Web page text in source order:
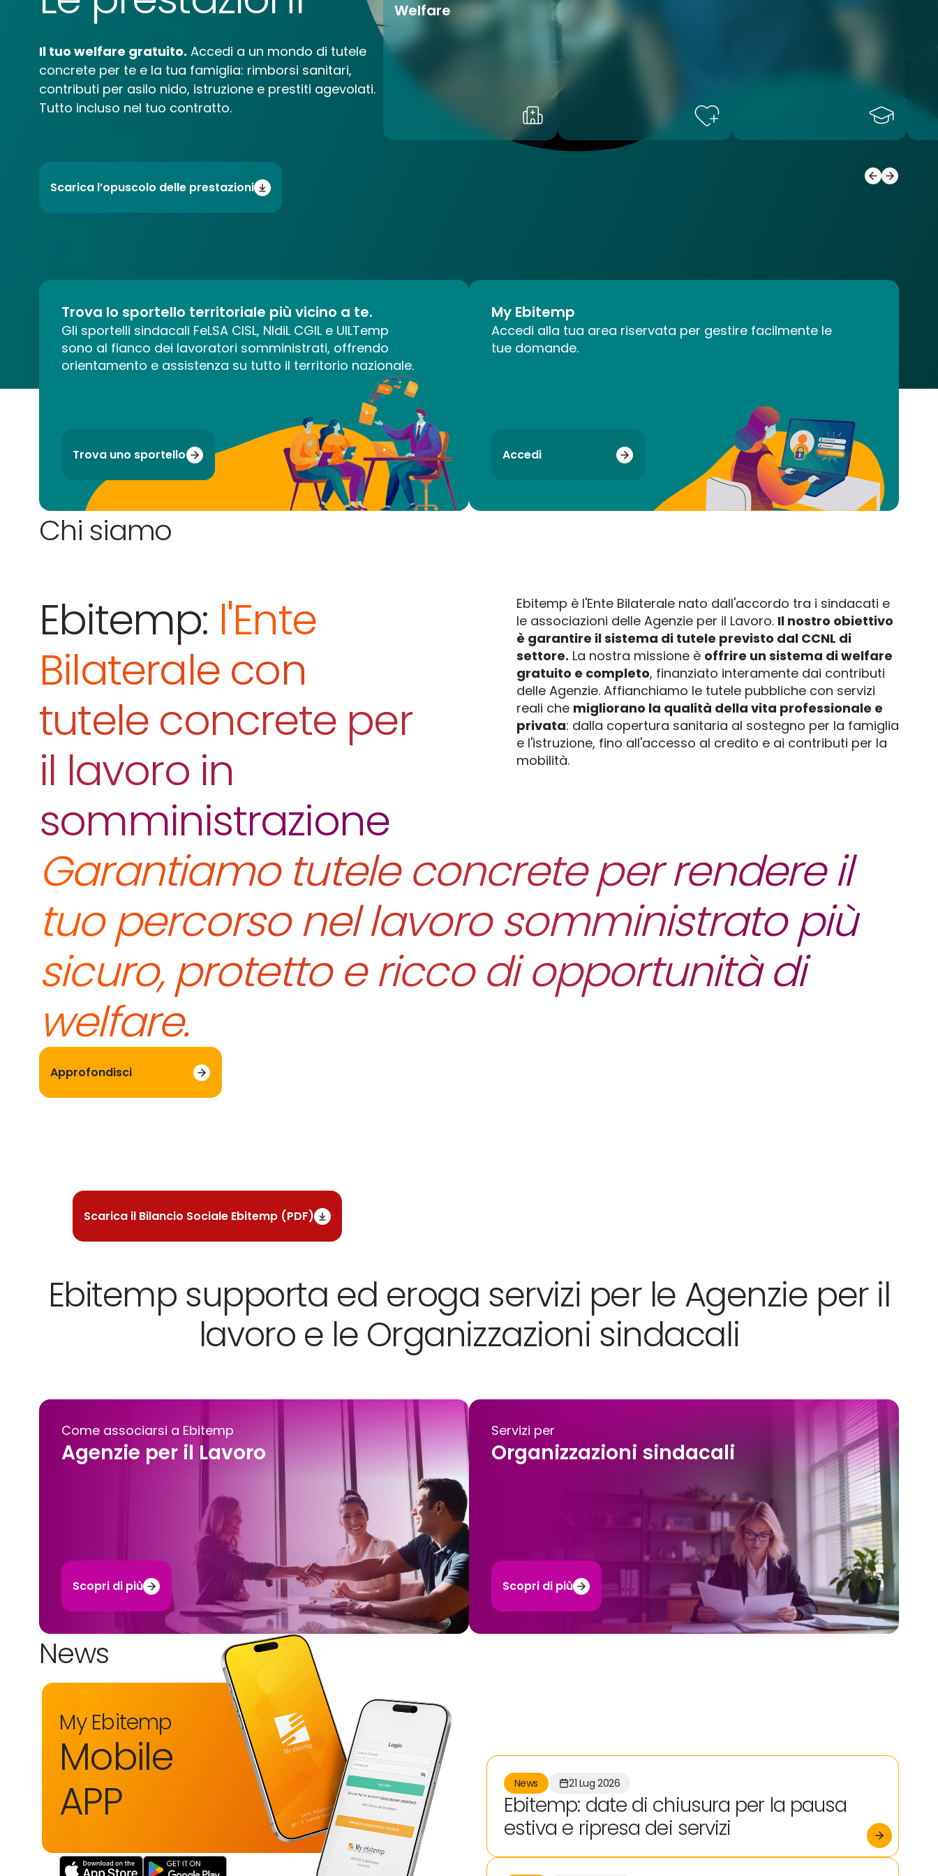
Il tuo welfare gratuito. Accedi a un mondo di tutele
concrete per te e la tua famiglia: rimborsi sanitari,
contributi per asilo nido, istruzione e prestiti agevolati.
Tutto incluso nel tuo contratto.
Scarica l’opuscolo delle prestazioni
Welfare
Trova lo sportello territoriale più vicino a te.
Gli sportelli sindacali FeLSA CISL, NIdiL CGIL e UILTemp
sono al fianco dei lavoratori somministrati, offrendo
orientamento e assistenza su tutto il territorio nazionale.
Trova uno sportello
My Ebitemp
Accedi alla tua area riservata per gestire facilmente le
tue domande.
Accedi
Chi siamo
Ebitemp: l'Ente
Bilaterale con
tutele concrete per
il lavoro in
somministrazione
Ebitemp è l'Ente Bilaterale nato dall'accordo tra i sindacati e
le associazioni delle Agenzie per il Lavoro. Il nostro obiettivo
è garantire il sistema di tutele previsto dal CCNL di
settore. La nostra missione è offrire un sistema di welfare
gratuito e completo, finanziato interamente dai contributi
delle Agenzie. Affianchiamo le tutele pubbliche con servizi
reali che migliorano la qualità della vita professionale e
privata: dalla copertura sanitaria al sostegno per la famiglia
e l'istruzione, fino all'accesso al credito e ai contributi per la
mobilità.
Garantiamo tutele concrete per rendere il
tuo percorso nel lavoro somministrato più
sicuro, protetto e ricco di opportunità di
welfare.
Approfondisci
Scarica il Bilancio Sociale Ebitemp (PDF)
Ebitemp supporta ed eroga servizi per le Agenzie per il
lavoro e le Organizzazioni sindacali
Come associarsi a Ebitemp
Agenzie per il Lavoro
Scopri di più
Servizi per
Organizzazioni sindacali
Scopri di più
News
Mobile
APP
My Ebitemp
News 21 Lug 2026
Ebitemp: date di chiusura per la pausa
estiva e ripresa dei servizi